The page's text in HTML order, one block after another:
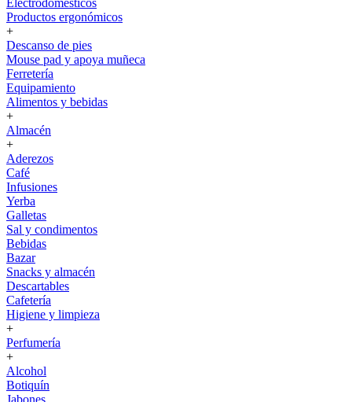
Electrodomésticos
Productos ergonómicos
+
Descanso de pies
Mouse pad y apoya muñeca
Ferretería
Equipamiento
Alimentos y bebidas
+
Almacén
+
Aderezos
Café
Infusiones
Yerba
Galletas
Sal y condimentos
Bebidas
Bazar
Snacks y almacén
Descartables
Cafetería
Higiene y limpieza
+
Perfumería
+
Alcohol
Botiquín
Jabones